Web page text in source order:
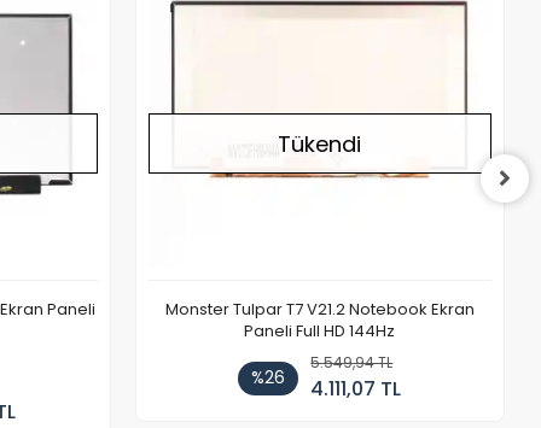
Paneli
Tükendi
Monster Tulpar T7 V21.2 Notebook Ekran
Paneli Full HD 144Hz
%26
5.549,94 TL
4.111,07 TL